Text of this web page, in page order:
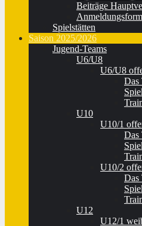
Beiträge
Spielstätten
Saison 2025/2026
Jugend-Teams
U6/U8
U6/U8
Das
U10
U10/1
Das
U10/2
Das
U12
U12/1